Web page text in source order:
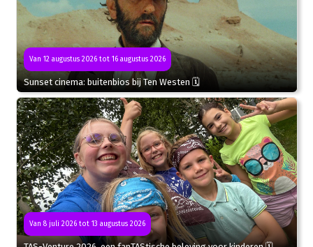
Van 12 augustus 2026 tot 16 augustus 2026
Sunset cinema: buitenbios bij Ten Westen 🗓
Van 8 juli 2026 tot 13 augustus 2026